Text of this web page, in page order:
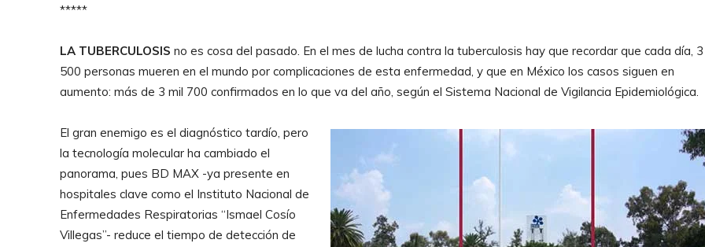
*****
LA TUBERCULOSIS no es cosa del pasado. En el mes de lucha contra la tuberculosis hay que recordar que cada día,
500 personas mueren en el mundo por complicaciones de esta enfermedad, y que en México los casos siguen en
aumento: más de 3 mil 700 confirmados en lo que va del año, según el Sistema Nacional de Vigilancia Epidemiológica.
El gran enemigo es el diagnóstico tardío, pero
la tecnología molecular ha cambiado el
panorama, pues BD MAX -ya presente en
hospitales clave como el Instituto Nacional de
Enfermedades Respiratorias “Ismael Cosío
Villegas”- reduce el tiempo de detección de